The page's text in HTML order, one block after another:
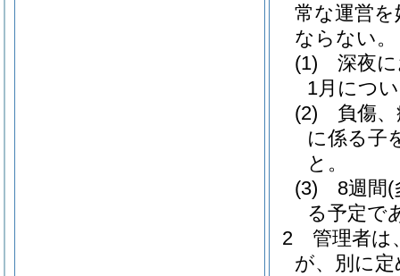
常な運営
ならない。
(1)
深夜
1月につ
(2)
負傷
に係る子
と。
(3)
8週間(
る予定で
2
管理者は
が、別に